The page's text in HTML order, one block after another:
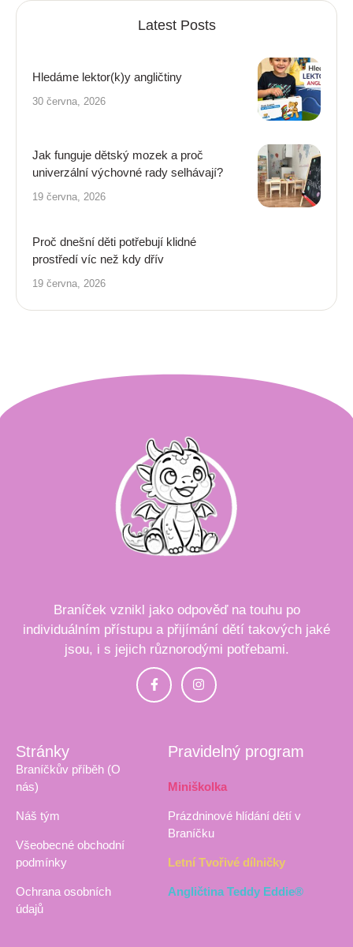
Latest Posts
Hledáme lektor(k)y angličtiny
30 června, 2026
Jak funguje dětský mozek a proč
univerzální výchovné rady selhávají?
19 června, 2026
Proč dnešní děti potřebují klidné
prostředí víc než kdy dřív
19 června, 2026
Braníček vznikl jako odpověď na touhu po
individuálním přístupu a přijímání dětí takových jaké
jsou, i s jejich různorodými potřebami.
Stránky
Braníčkův příběh (O
nás)
Náš tým
Všeobecné obchodní
podmínky
Ochrana osobních
údajů
Pravidelný program
Miniškolka
Prázdninové hlídání dětí v
Braníčku
Letní Tvořivé dílničky
Angličtina Teddy Eddie®